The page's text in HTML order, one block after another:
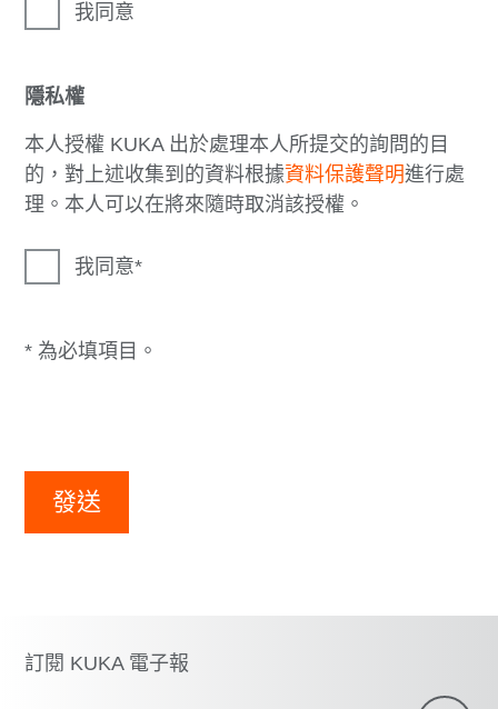
我同意
隱私權
本人授權 KUKA 出於處理本人所提交的詢問的目
的，對上述收集到的資料根據資料保護聲明進行處
理。本人可以在將來隨時取消該授權。
我同意
* 為必填項目。
發送
訂閱 KUKA 電子報